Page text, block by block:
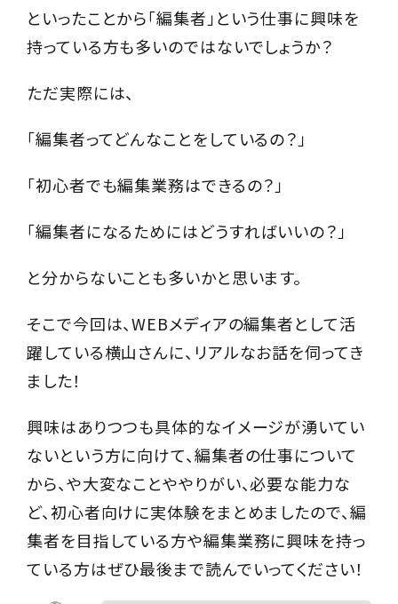
といったことから「編集者」という仕事に興味を
持っている方も多いのではないでしょうか？
ただ実際には、
「編集者ってどんなことをしているの？」
「初心者でも編集業務はできるの？」
「編集者になるためにはどうすればいいの？」
と分からないことも多いかと思います。
そこで今回は、WEBメディアの編集者として活
躍している横山さんに、リアルなお話を伺ってき
ました！
興味はありつつも具体的なイメージが湧いてい
ないという方に向けて、編集者の仕事について
から、や大変なことややりがい、必要な能力な
ど、初心者向けに実体験をまとめましたので、編
集者を目指している方や編集業務に興味を持っ
ている方はぜひ最後まで読んでいってください！